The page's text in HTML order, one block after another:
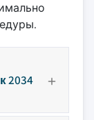
2034